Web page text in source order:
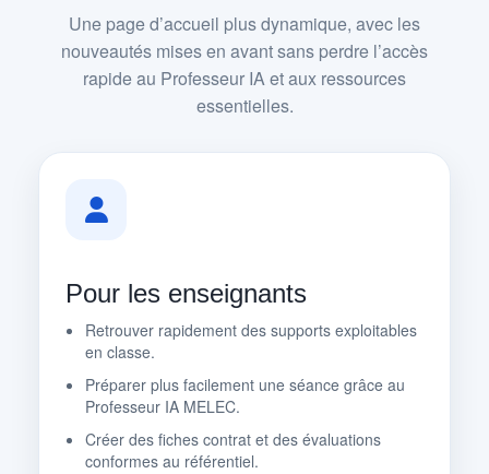
Une page d’accueil plus dynamique, avec les
nouveautés mises en avant sans perdre l’accès
rapide au Professeur IA et aux ressources
essentielles.
Pour les enseignants
Retrouver rapidement des supports exploitables
en classe.
Préparer plus facilement une séance grâce au
Professeur IA MELEC.
Créer des fiches contrat et des évaluations
conformes au référentiel.